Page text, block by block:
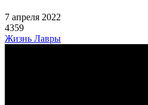
7 апреля 2022
4359
Жизнь Лавры